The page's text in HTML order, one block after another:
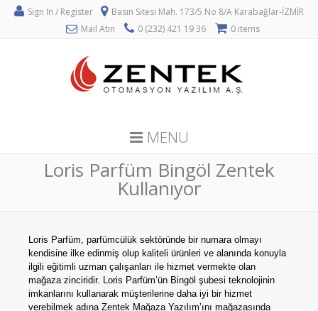
Sign In / Register
Basın Sitesi Mah. 173/5 No 8/A Karabağlar-İZMİR
Mail Atın
0 (232) 421 19 36 0 items
MENU
Loris Parfüm Bingöl Zentek
Kullanıyor
Loris Parfüm, parfümcülük sektöründe bir numara olmayı
kendisine ilke edinmiş olup kaliteli ürünleri ve alanında konuyla
ilgili eğitimli uzman çalışanları ile hizmet vermekte olan
mağaza zinciridir. Loris Parfüm’ün Bingöl şubesi teknolojinin
imkanlarını kullanarak müşterilerine daha iyi bir hizmet
verebilmek adına Zentek Mağaza Yazılım’ını mağazasında